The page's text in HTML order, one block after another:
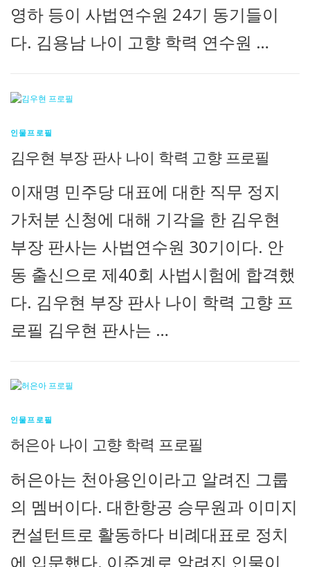
영하 등이 사법연수원 24기 동기들이
다. 김용남 나이 고향 학력 연수원 …
인물프로필
김우현 부장 판사 나이 학력 고향 프로필
이재명 민주당 대표에 대한 직무 정지
가처분 신청에 대해 기각을 한 김우현
부장 판사는 사법연수원 30기이다. 안
동 출신으로 제40회 사법시험에 합격했
다. 김우현 부장 판사 나이 학력 고향 프
로필 김우현 판사는 …
인물프로필
허은아 나이 고향 학력 프로필
허은아는 천아용인이라고 알려진 그룹
의 멤버이다. 대한항공 승무원과 이미지
컨설턴트로 활동하다 비례대표로 정치
에 입문했다. 이준계로 알려진 인물이